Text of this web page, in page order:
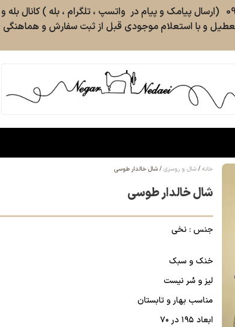
خانه شال و روسری شال خالدار طوسی
شال خالدار طوسی
جنس : نخی
خنک و سبک
لیز و سُر نیست
مناسب بهار و تابستان
ابعاد ۱۹۵ در ۷۰
و با استعلام موجودی قبل از ثبت سفارش و هماهنگی